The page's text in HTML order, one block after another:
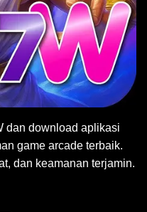
dan download aplikasi
game arcade terbaik.
dan keamanan terjamin.